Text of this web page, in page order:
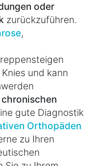
oder
zurückzuführen.
,
und kann
chronischen
gute Diagnostik
Orthopäden
zu Ihren